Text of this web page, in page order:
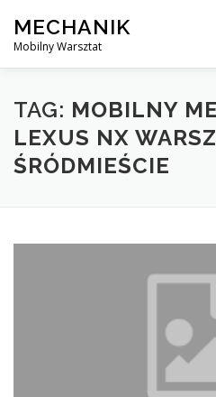
content
MECHANIK
Mobilny Warsztat
MOBILNY MECHANIK
BLOG KONTAKT
TAG: MOBILNY
LEXUS NX
ŚRÓDMIEŚCIE